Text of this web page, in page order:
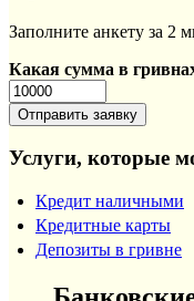
Заполните анкету за 2
Какая сумма в
Услуги, которые
Кредит наличными
Кредитные карты
Депозиты в гривне